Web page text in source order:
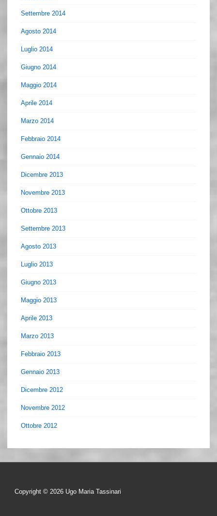
Settembre 2014
Agosto 2014
Luglio 2014
Giugno 2014
Maggio 2014
Aprile 2014
Marzo 2014
Febbraio 2014
Gennaio 2014
Dicembre 2013
Novembre 2013
Ottobre 2013
Settembre 2013
Agosto 2013
Luglio 2013
Giugno 2013
Maggio 2013
Aprile 2013
Marzo 2013
Febbraio 2013
Gennaio 2013
Dicembre 2012
Novembre 2012
Ottobre 2012
Copyright © 2026 Ugo Maria Tassinari